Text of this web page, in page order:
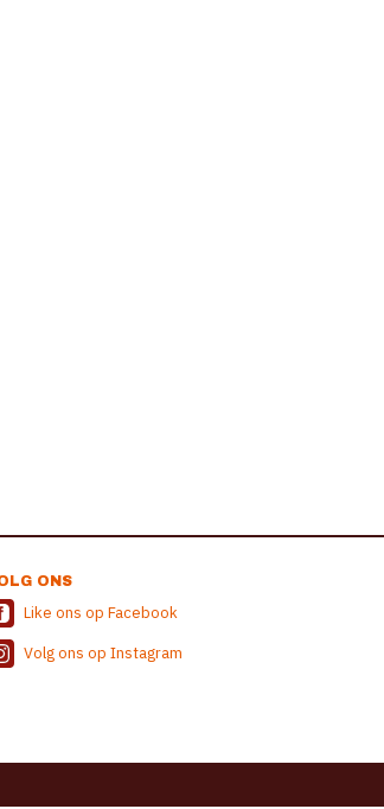
ONS
Like ons op Facebook
Volg ons op Instagram